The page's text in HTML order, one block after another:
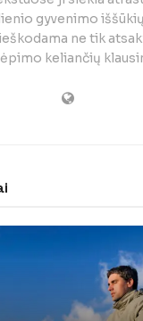
gyvenimo
ne tik
keliančių